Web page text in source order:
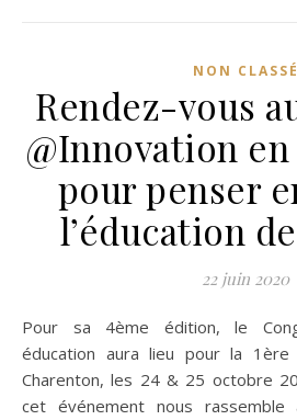
NON CLASSÉ
Rendez-vous
@Innovation
pour penser
l’éducation
22 juin 2020
Pour sa 4ème édition, le Congrès @Innovation en
éducation aura lieu pour la
Charenton, les 24 & 25 octobre
cet événement nous rassemble